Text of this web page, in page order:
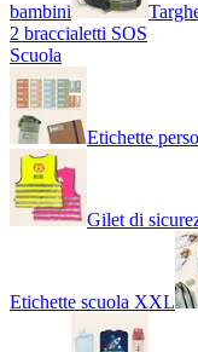
bambini
2 braccialetti SOS
Scuola
Etichette
Gilet di
Etichette scuola XXL